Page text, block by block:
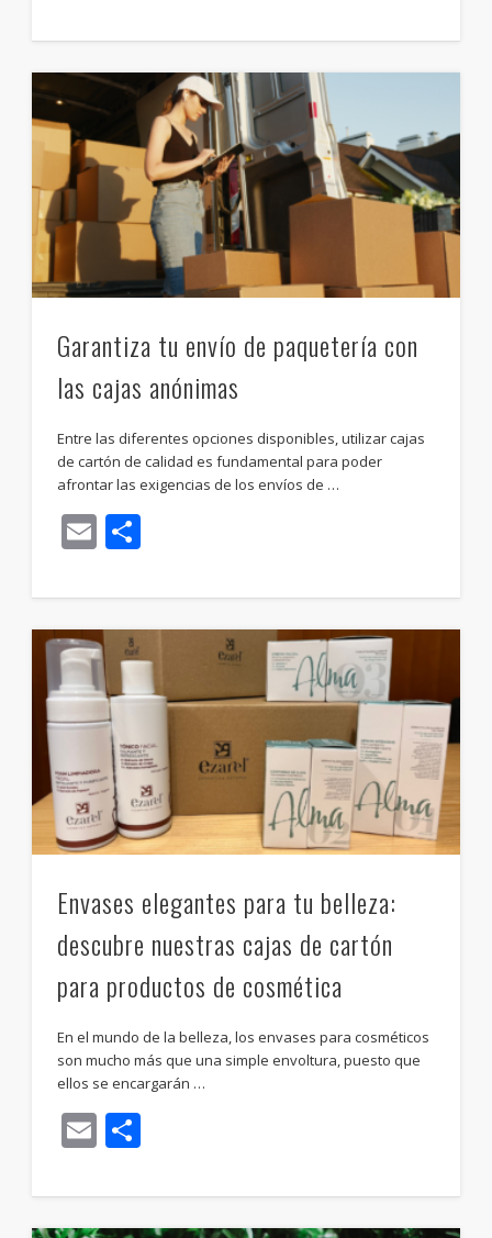
Garantiza tu envío de paquetería con
las cajas anónimas
Entre las diferentes opciones disponibles, utilizar cajas
de cartón de calidad es fundamental para poder
afrontar las exigencias de los envíos de …
Email
Envases elegantes para tu belleza:
descubre nuestras cajas de cartón
para productos de cosmética
En el mundo de la belleza, los envases para cosméticos
son mucho más que una simple envoltura, puesto que
ellos se encargarán …
Email